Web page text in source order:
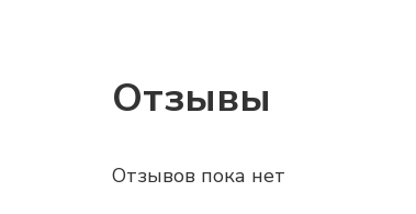
Отзывы
Отзывов пока нет